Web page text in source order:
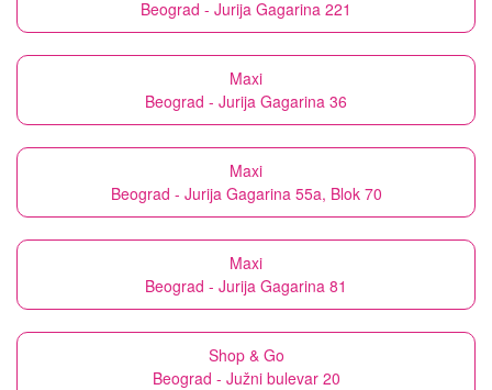
Beograd - Jurija Gagarina 221
Maxi
Beograd - Jurija Gagarina 36
Maxi
Beograd - Jurija Gagarina 55a, Blok 70
Maxi
Beograd - Jurija Gagarina 81
Shop & Go
Beograd - Južni bulevar 20